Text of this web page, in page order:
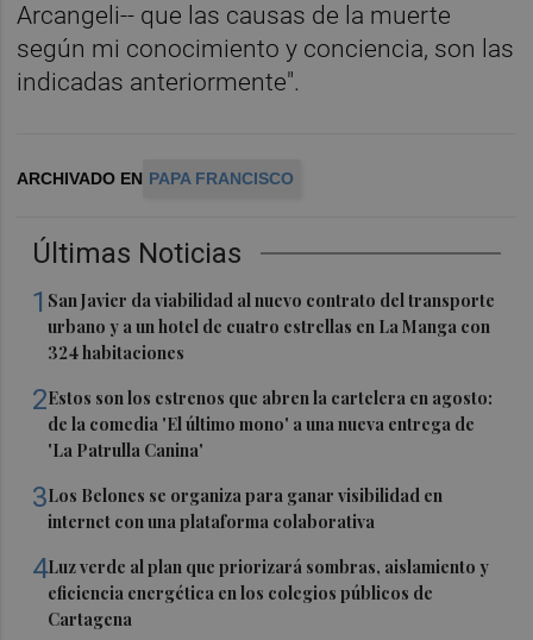
Últimas Noticias
1 San Javier da viabilidad al nuevo contrato del transporte
urbano y a un hotel de cuatro estrellas en La Manga con
324 habitaciones
2Estos son los estrenos que abren la cartelera en agosto:
de la comedia 'El último mono' a una nueva entrega de
'La Patrulla Canina'
3Los Belones se organiza para ganar visibilidad en
internet con una plataforma colaborativa
4Luz verde al plan que priorizará sombras, aislamiento y
eficiencia energética en los colegios públicos de
Cartagena
Arcangeli-- que las causas de la muerte
según mi conocimiento y conciencia, son las
indicadas anteriormente".
ARCHIVADO EN PAPA FRANCISCO